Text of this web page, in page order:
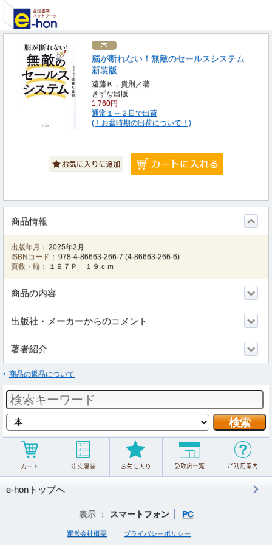
脳が断れない！無敵のセールスシステム
新装版
遠藤Ｋ．貴則／著
きずな出版
1,760円
通常１～２日で出荷
(！お盆時期の出荷について！)
商品情報
出版年月： 2025年2月
ISBNコード： 978-4-86663-266-7 (4-86663-266-6)
頁数・縦：
１９７Ｐ １９ｃｍ
商品の内容
出版社・メーカーからのコメント
著者紹介
商品の返品について
e-honトップへ
表示 ： スマートフォン PC
運営会社概要 プライバシーポリシー